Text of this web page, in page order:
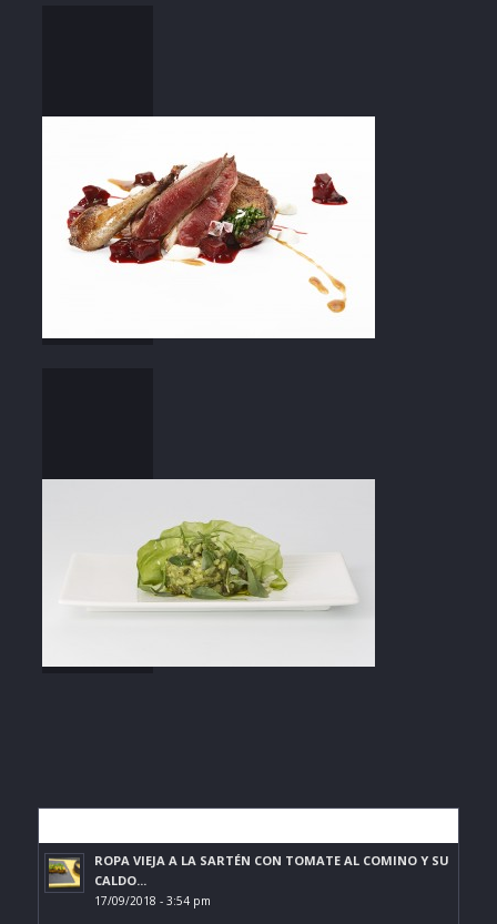
ROPA VIEJA A LA SARTÉN CON TOMATE AL COMINO Y SU
CALDO...
17/09/2018 - 3:54 pm